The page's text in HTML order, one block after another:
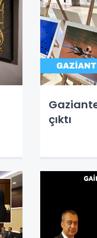
çıktı